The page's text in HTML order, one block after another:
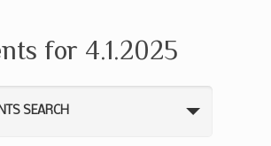
for 4.1.2025
SEARCH